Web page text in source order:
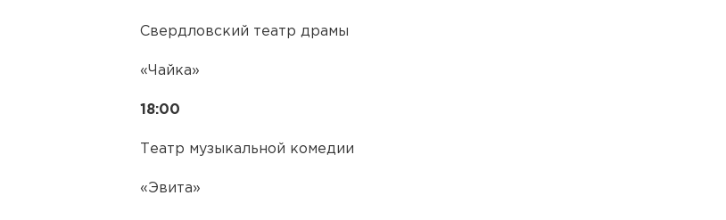
Свердловский театр драмы
«Чайка»
18:00
Театр музыкальной комедии
«Эвита»